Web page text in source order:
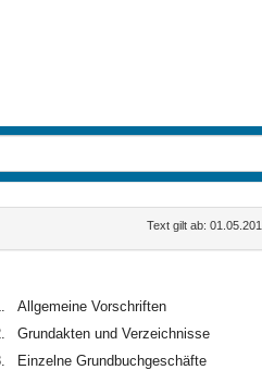
Text gilt ab:
Allgemeine Vorschriften
Grundakten und Verzeichnisse
Einzelne Grundbuchgeschäfte